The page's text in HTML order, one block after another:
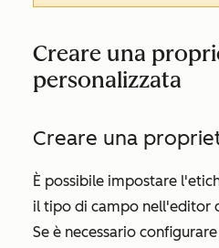
Creare una
personalizzata
Creare una
È possibile impostare
il tipo di campo nell'editor
Se è necessario